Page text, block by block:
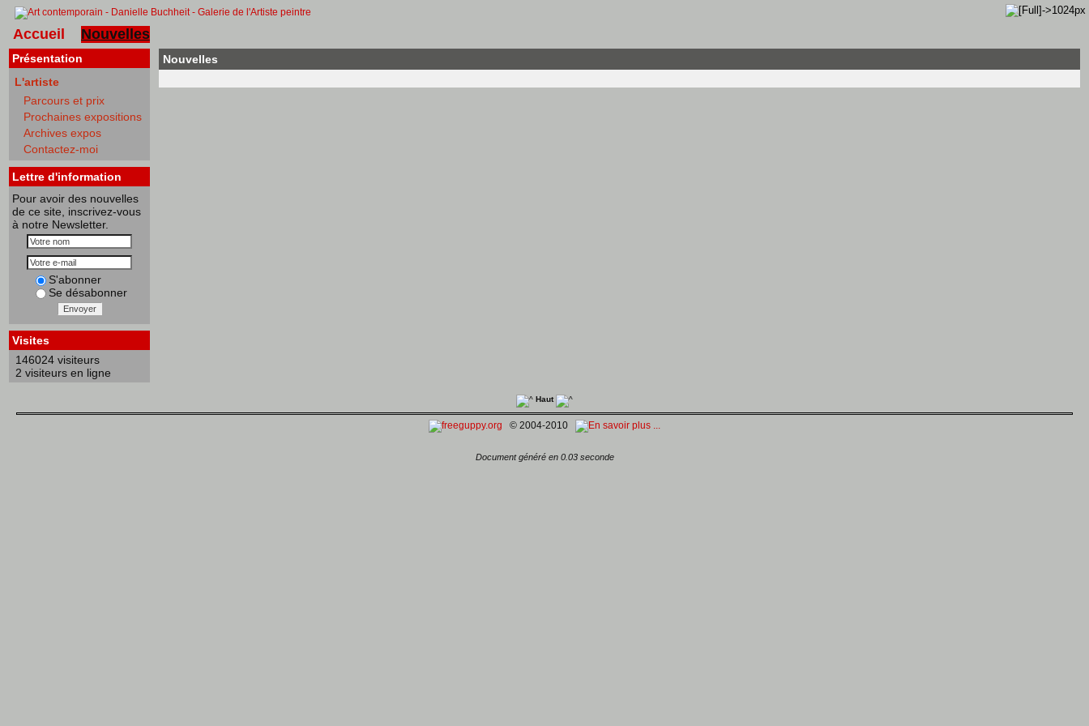
Accueil Nouvelles
Présentation
L'artiste
Parcours et prix
Prochaines expositions
Archives expos
Contactez-moi
Lettre d'information
Pour avoir des nouvelles
de ce site, inscrivez-vous
à notre Newsletter.
S'abonner
Se désabonner
Envoyer
Visites
146024 visiteurs
2 visiteurs en ligne
Nouvelles
Haut
© 2004-2010
Document généré en 0.03 seconde